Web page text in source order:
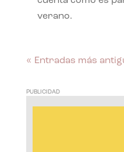
verano.
« Entradas más
PUBLICIDAD